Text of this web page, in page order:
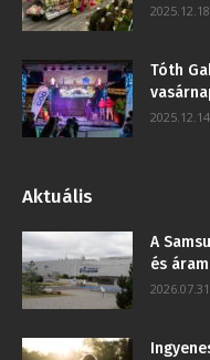
Tóth
Aktuális
A
és